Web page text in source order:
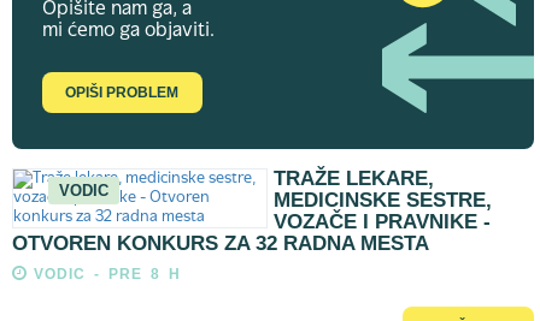
Opišite nam ga, a
mi ćemo ga objaviti.
OPIŠI PROBLEM
VODIC
TRAŽE LEKARE,
MEDICINSKE SESTRE,
VOZAČE I PRAVNIKE -
OTVOREN KONKURS ZA 32 RADNA MESTA
VODIC - PRE 8 H